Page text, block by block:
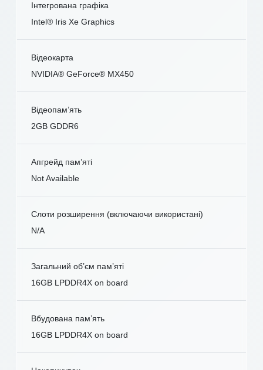
Інтегрована графіка
Intel® Iris Xe Graphics
Відеокарта
NVIDIA® GeForce® MX450
Відеопам’ять
2GB GDDR6
Апгрейд пам’яті
Not Available
Слоти розширення (включаючи використані)
N/A
Загальний об’єм пам’яті
16GB LPDDR4X on board
Вбудована пам’ять
16GB LPDDR4X on board